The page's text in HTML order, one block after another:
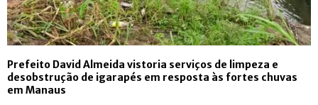
Prefeito David Almeida vistoria serviços de limpeza e
desobstrução de igarapés em resposta às fortes chuvas
em Manaus